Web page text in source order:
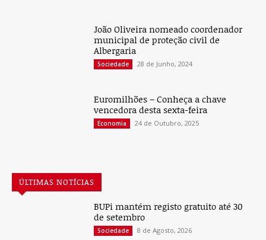
João Oliveira nomeado coordenador
municipal de proteção civil de
Albergaria
Sociedade 28 de Junho, 2024
Euromilhões – Conheça a chave
vencedora desta sexta-feira
Economia 24 de Outubro, 2025
ÚLTIMAS NOTÍCIAS
BUPi mantém registo gratuito até 30
de setembro
Sociedade 8 de Agosto, 2026